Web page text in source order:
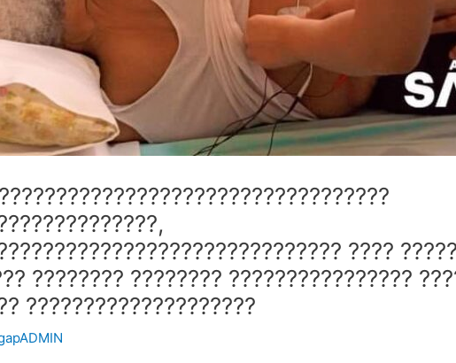
????
???????? ???????? ????????????????
????????????????????